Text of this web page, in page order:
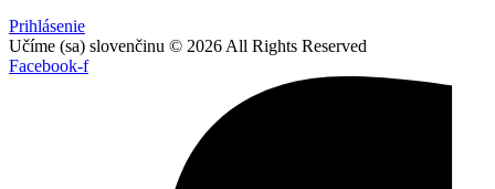
Prihlásenie
Učíme (sa) slovenčinu © 2026 All Rights Reserved
Facebook-f